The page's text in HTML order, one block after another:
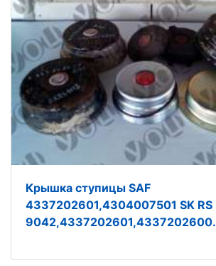
Крышка ступицы SAF
4337202601,4304007501 SK RS
9042,4337202601,4337202600.